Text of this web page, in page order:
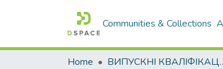
Communities & Collections
Home ВИПУСКНІ